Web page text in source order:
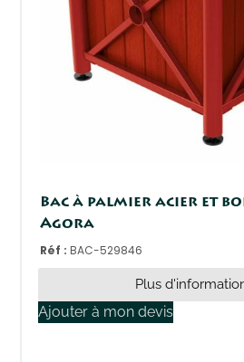
Bac à palmier acier et
Agora
Réf :BAC-529846
Plus
Ajouter à mon devis